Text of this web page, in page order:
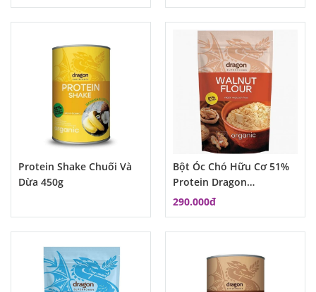
Protein Shake Chuối Và
Dừa 450g
Bột Óc Chó Hữu Cơ 51%
Protein Dragon
Superfood
290.000đ